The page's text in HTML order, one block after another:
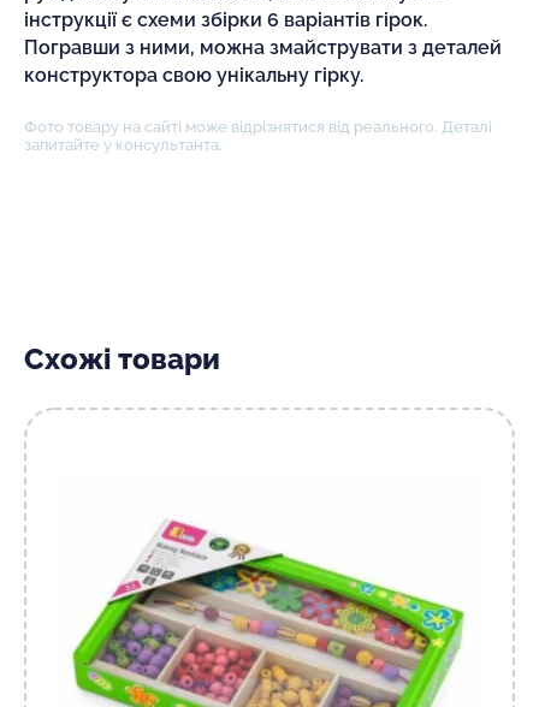
інструкції є схеми збірки 6 варіантів гірок.
Погравши з ними, можна змайструвати з деталей
конструктора свою унікальну гірку.
Фото товару на сайті може відрізнятися від реального. Деталі
запитайте у консультанта.
Схожі товари